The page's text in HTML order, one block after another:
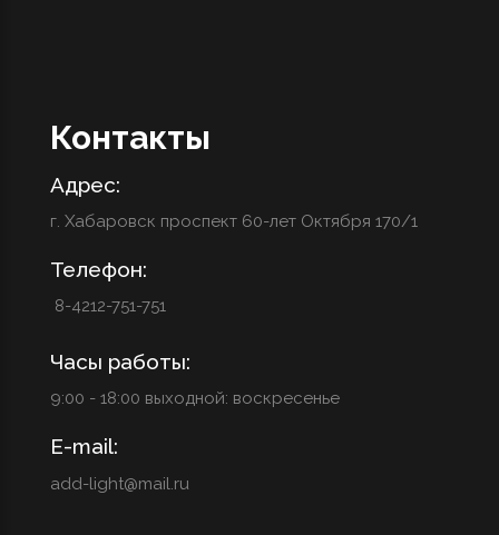
Контакты
Адрес:
г. Хабаровск проспект 60-лет Октября 170/1
Телефон:
8-4212-751-751
Часы работы:
9:00 - 18:00 выходной: воскресенье
E-mail:
add-light@mail.ru